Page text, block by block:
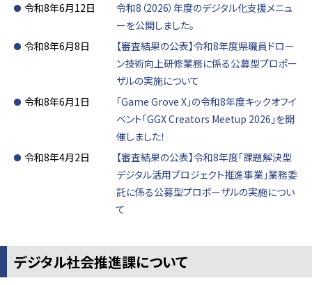
令和8年6月12日
令和8（2026）年度のデジタル化支援メニュ
ーを公開しました。
令和8年6月8日
【審査結果の公表】令和8年度県職員ドロー
ン技術向上研修業務に係る公募型プロポー
ザルの実施について
令和8年6月1日
「Game Grove X」の令和8年度キックオフイ
ベント「GGX Creators Meetup 2026」を開
催しました！
令和8年4月2日
【審査結果の公表】令和8年度「課題解決型
デジタル活用プロジェクト推進事業」業務委
託に係る公募型プロポーザルの実施につい
て
デジタル社会推進課について